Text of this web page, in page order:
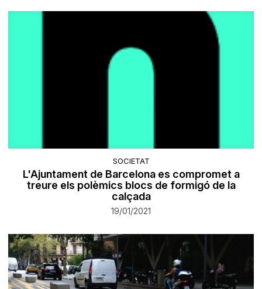
SOCIETAT
L'Ajuntament de Barcelona es compromet a
treure els polèmics blocs de formigó de la
calçada
19/01/2021